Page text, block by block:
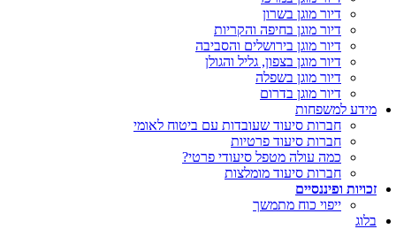
דיור מוגן בשרון
דיור מוגן בחיפה והקריות
דיור מוגן בירושלים והסביבה
דיור מוגן בצפון, גליל והגולן
דיור מוגן בשפלה
דיור מוגן בדרום
מידע למשפחות
חברות סיעוד שעובדות עם ביטוח לאומי
חברות סיעוד פרטיות
כמה עולה מטפל סיעודי פרטי?
חברות סיעוד מומלצות
זכויות ופיננסיים
ייפוי כוח מתמשך
בלוג